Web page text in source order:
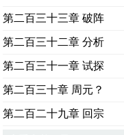
第二百三十三章 破阵
第二百三十二章 分析
第二百三十一章 试探
第二百三十章 周元？
第二百二十九章 回宗